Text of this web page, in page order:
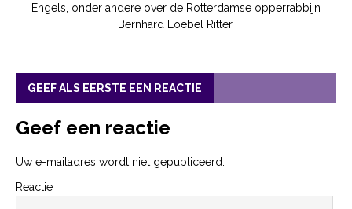
Engels, onder andere over de Rotterdamse opperrabbijn
Bernhard Loebel Ritter.
GEEF ALS EERSTE EEN REACTIE
Geef een reactie
Uw e-mailadres wordt niet gepubliceerd.
Reactie